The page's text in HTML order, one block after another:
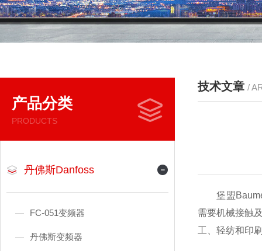
产品分类
PRODUCTS
丹佛斯Danfoss
FC-051变频器
丹佛斯变频器
技术文章 /
堡盟
需要机械接触
工、轻纺和印